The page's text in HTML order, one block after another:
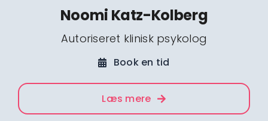
Noomi Katz-Kolberg
Autoriseret klinisk psykolog
Book en tid
Læs mere